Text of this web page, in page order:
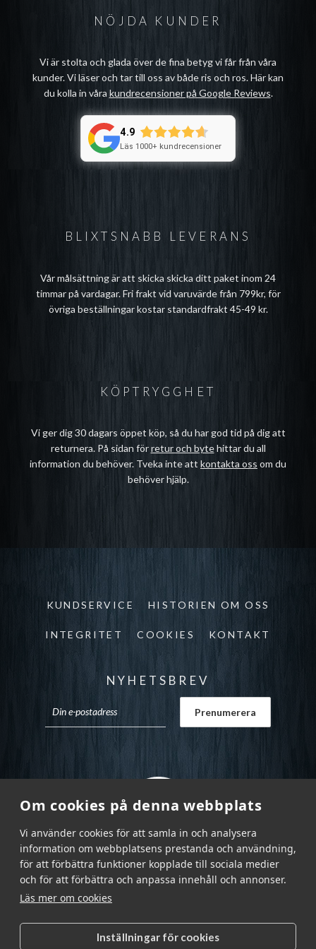
Om cookies på denna webbplats
Vi använder cookies för att samla in och analysera
information om webbplatsens prestanda och användning,
för att förbättra funktioner kopplade till sociala medier
och för att förbättra och anpassa innehåll och annonser.
Läs mer om cookies
Inställningar för cookies
BLIXTSNABB LEVERANS
Vår målsättning är att skicka skicka ditt paket inom 24
timmar på vardagar. Fri frakt vid varuvärde från 799kr, för
övriga beställningar kostar standardfrakt 45-49 kr.
NÖJDA KUNDER
Vi är stolta och glada över de fina betyg vi får från våra
kunder. Vi läser och tar till oss av både ris och ros. Här kan
du kolla in våra kundrecensioner på Google Reviews.
4.9
Läs 1000+ kundrecensioner
KÖPTRYGGHET
Vi ger dig 30 dagars öppet köp, så du har god tid på dig att
returnera. På sidan förretur och bytehittar du all
information du behöver. Tveka inte att kontakta oss om du
behöver hjälp.
KUNDSERVICE HISTORIEN OM OSS
INTEGRITET COOKIES KONTAKT
NYHETSBREV